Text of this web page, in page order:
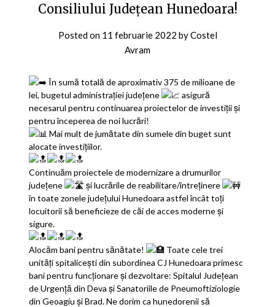
Consiliului Județean Hunedoara!
Posted on 11 februarie 2022 byCostel
Avram
În sumă totală de aproximativ 375 de milioane de
lei, bugetul administrației județene
asigură
necesarul pentru continuarea proiectelor de investiții și
pentru începerea de noi lucrări!
Mai mult de jumătate din sumele din buget sunt
alocate investițiilor.
Continuăm proiectele de modernizare a drumurilor
județene
și lucrările de reabilitare/întreținere
în toate zonele județului Hunedoara astfel încât toți
locuitorii să beneficieze de căi de acces moderne și
sigure.
Alocăm bani pentru sănătate!
Toate cele trei
unități spitalicești din subordinea CJ Hunedoara primesc
bani pentru funcționare și dezvoltare: Spitalul Județean
de Urgență din Deva și Sanatoriile de Pneumoftiziologie
din Geoagiu și Brad. Ne dorim ca hunedorenii să